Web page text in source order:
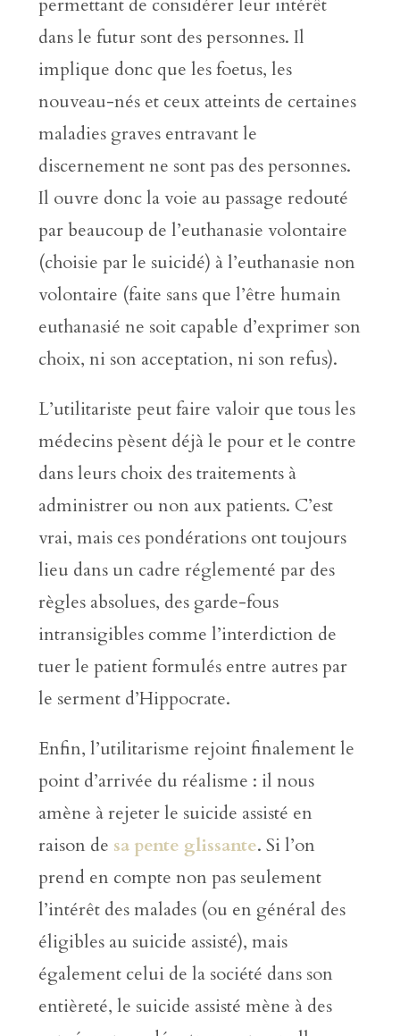
dans le futur sont des personnes. Il
implique donc que les foetus, les
nouveau-nés et ceux atteints de certaines
maladies graves entravant le
discernement ne sont pas des personnes.
Il ouvre donc la voie au passage redouté
par beaucoup de l’euthanasie volontaire
(choisie par le suicidé) à l’euthanasie non
volontaire (faite sans que l’être humain
euthanasié ne soit capable d’exprimer son
choix, ni son acceptation, ni son refus).
L’utilitariste peut faire valoir que tous les
médecins pèsent déjà le pour et le contre
dans leurs choix des traitements à
administrer ou non aux patients. C’est
vrai, mais ces pondérations ont toujours
lieu dans un cadre réglementé par des
règles absolues, des garde-fous
intransigibles comme l’interdiction de
tuer le patient formulés entre autres par
le serment d’Hippocrate.
Enfin, l’utilitarisme rejoint finalement le
point d’arrivée du réalisme : il nous
amène à rejeter le suicide assisté en
raison de sa pente glissante. Si l’on
prend en compte non pas seulement
l’intérêt des malades (ou en général des
éligibles au suicide assisté), mais
également celui de la société dans son
entièreté, le suicide assisté mène à des